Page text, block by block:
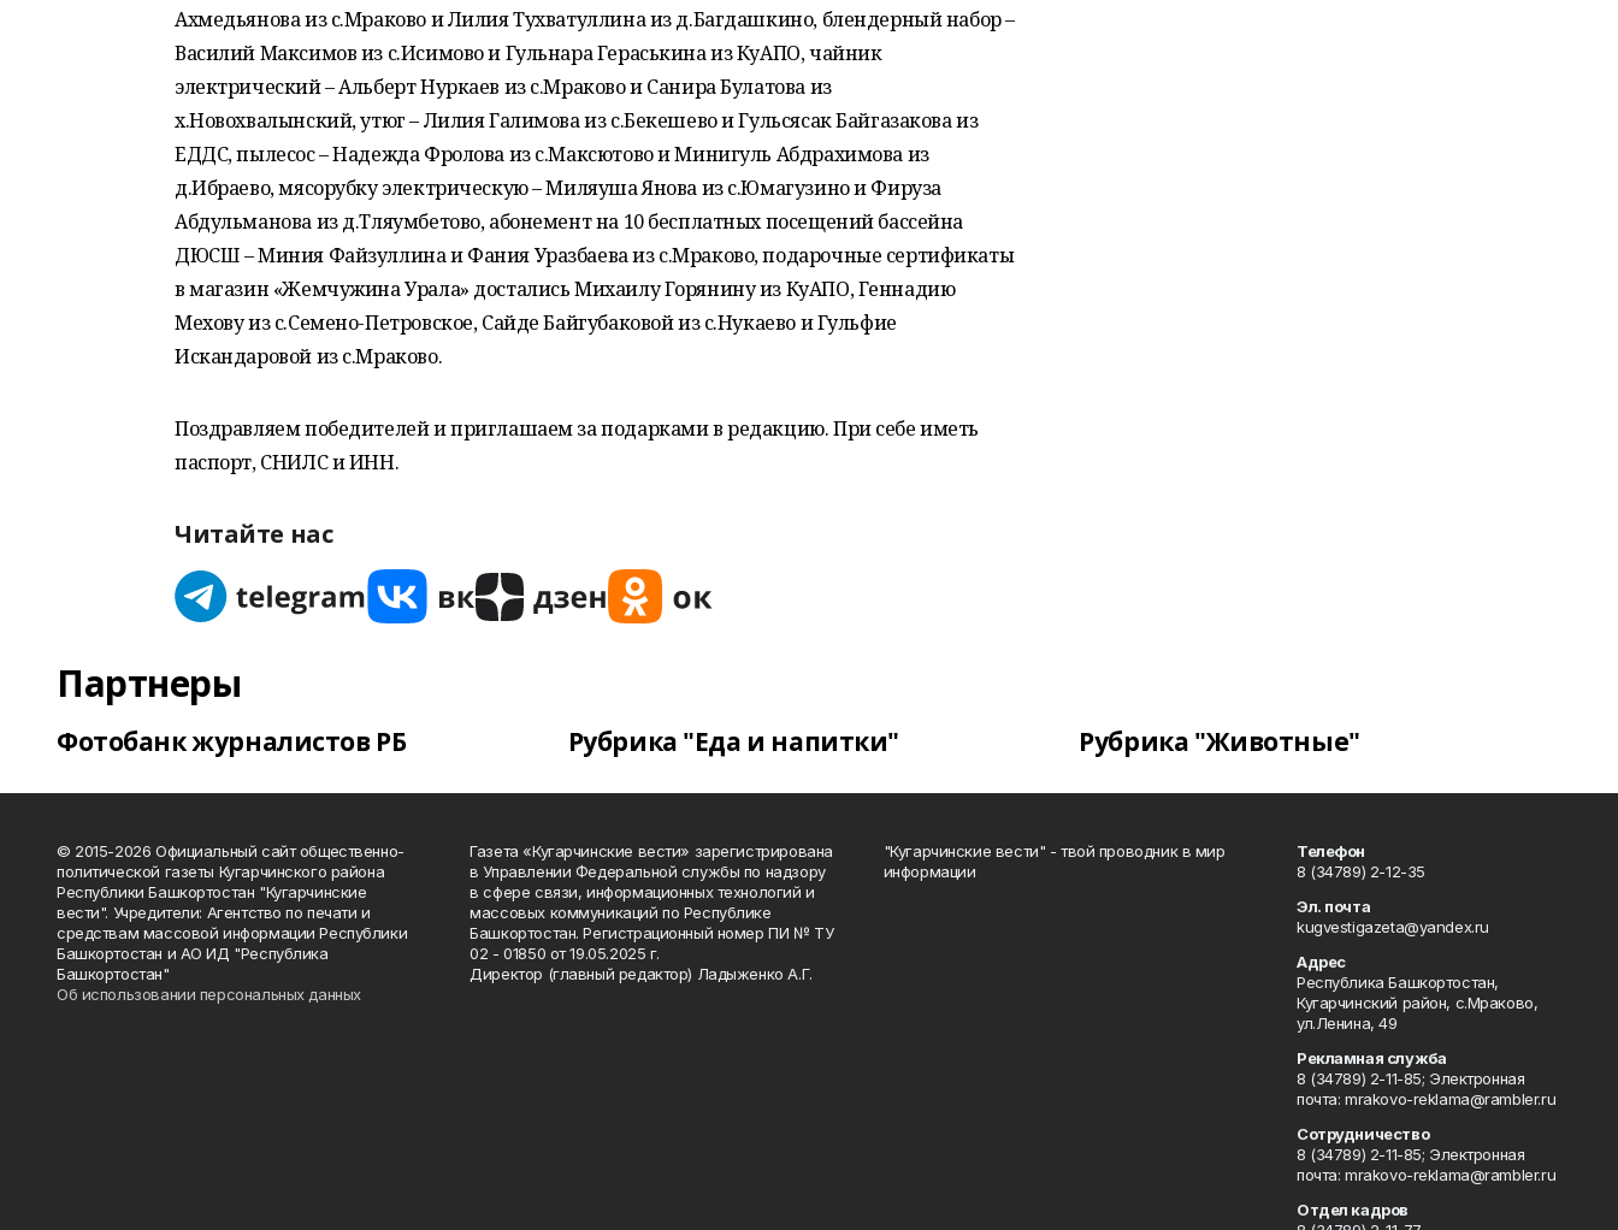
Ахмедьянова из с.Мраково и Лилия Тухватуллина из д.Багдашкино, блендерный набор –
Василий Максимов из с.Исимово и Гульнара Гераськина из КуАПО, чайник
электрический – Альберт Нуркаев из с.Мраково и Санира Булатова из
х.Новохвалынский, утюг – Лилия Галимова из с.Бекешево и Гульсясак Байгазакова из
ЕДДС, пылесос – Надежда Фролова из с.Максютово и Минигуль Абдрахимова из
д.Ибраево, мясорубку электрическую – Миляуша Янова из с.Юмагузино и Фируза
Абдульманова из д.Тляумбетово, абонемент на 10 бесплатных посещений бассейна
ДЮСШ – Миния Файзуллина и Фания Уразбаева из с.Мраково, подарочные сертификаты
в магазин «Жемчужина Урала» достались Михаилу Горянину из КуАПО, Геннадию
Мехову из с.Семено-Петровское, Сайде Байгубаковой из с.Нукаево и Гульфие
Искандаровой из с.Мраково.
Поздравляем победителей и приглашаем за подарками в редакцию. При себе иметь
паспорт, СНИЛС и ИНН.
Читайте нас
Партнеры
Фотобанк журналистов РБ Рубрика "Еда и напитки" Рубрика "Животные"
© 2015-2026 Официальный сайт общественно-
политической газеты Кугарчинского района
Республики Башкортостан "Кугарчинские
вести". Учредители: Агентство по печати и
средствам массовой информации Республики
Башкортостан и АО ИД "Республика
Башкортостан"
Об использовании персональных данных
Газета «Кугарчинские вести» зарегистрирована
в Управлении Федеральной службы по надзору
в сфере связи, информационных технологий и
массовых коммуникаций по Республике
Башкортостан. Регистрационный номер ПИ № ТУ
02 - 01850 от 19.05.2025 г.
Директор (главный редактор) Ладыженко А.Г.
"Кугарчинские вести" - твой проводник в мир
информации
Телефон
8 (34789) 2-12-35
Эл. почта
kugvestigazeta@yandex.ru
Адрес
Республика Башкортостан,
Кугарчинский район, с.Мраково,
ул.Ленина, 49
Рекламная служба
8 (34789) 2-11-85; Электронная
почта: mrakovo-reklama@rambler.ru
Сотрудничество
8 (34789) 2-11-85; Электронная
почта: mrakovo-reklama@rambler.ru
Отдел кадров